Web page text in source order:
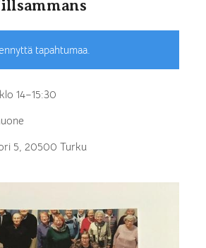
tapahtumaa.
klo 14–15:30
5, 20500 Turku